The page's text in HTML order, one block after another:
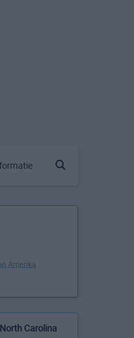
Amerika
Carolina